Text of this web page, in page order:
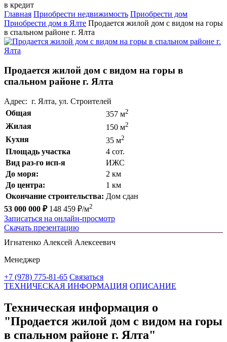
в кредит
Главная Приобрести недвижимость Приобрести дом
Приобрести дом в Ялте Продается жилой дом с видом на горы
в спальном районе г. Ялта
Продается жилой дом с видом на горы в
спальном районе г. Ялта
Адрес: г. Ялта, ул. Строителей
Общая
357 м2
Жилая 150 м2
Кухня 35 м2
Площадь участка
4 сот.
Вид раз-го исп-я
ИЖС
До моря:
2 км
До центра:
1 км
Окончание строительства: Дом сдан
53 000 000 ₽ 148 459 ₽/м2
Записаться на онлайн-просмотр
Скачать презентацию
Игнатенко Алексей Алексеевич
Менеджер
+7 (978) 775-81-65 Связаться
ТЕХНИЧЕСКАЯ ИНФОРМАЦИЯ ОПИСАНИЕ
Техническая информация о
"Продается жилой дом с видом на горы
в спальном районе г. Ялта"